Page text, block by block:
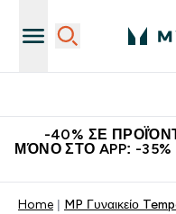
-40% ΣΕ
ΜΌΝΟ ΣΤΟ APP: -
Home MP Γυναικείο